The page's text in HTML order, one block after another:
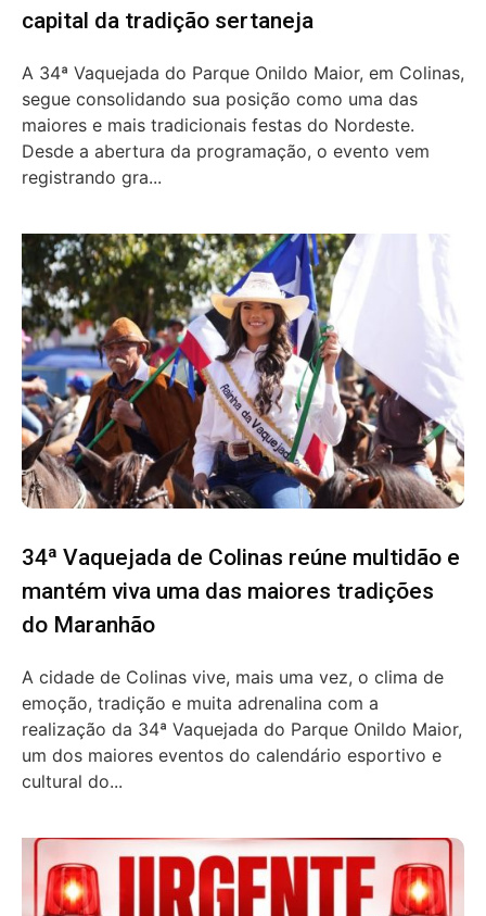
capital da tradição sertaneja
A 34ª Vaquejada do Parque Onildo Maior, em Colinas,
segue consolidando sua posição como uma das
maiores e mais tradicionais festas do Nordeste.
Desde a abertura da programação, o evento vem
registrando gra...
34ª Vaquejada de Colinas reúne multidão e
mantém viva uma das maiores tradições
do Maranhão
A cidade de Colinas vive, mais uma vez, o clima de
emoção, tradição e muita adrenalina com a
realização da 34ª Vaquejada do Parque Onildo Maior,
um dos maiores eventos do calendário esportivo e
cultural do...